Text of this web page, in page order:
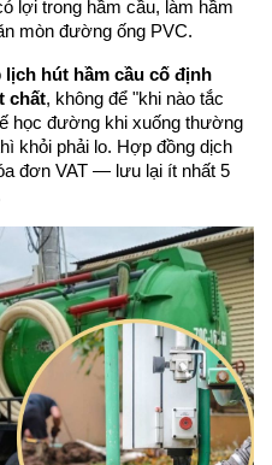
lợi trong hầm cầu, làm hầm
mòn đường ống PVC.
lịch hút hầm cầu cố định
chất, không để "khi nào tắc
học đường khi xuống thường
khỏi phải lo. Hợp đồng dịch
đơn VAT — lưu lại ít nhất 5